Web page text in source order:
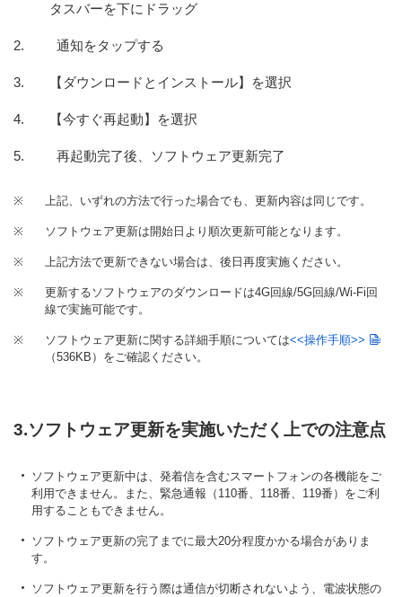
タスバーを下にドラッグ
通知をタップする
【ダウンロードとインストール】を選択
【今すぐ再起動】を選択
再起動完了後、ソフトウェア更新完了
※ 上記、いずれの方法で行った場合でも、更新内容は同じです。
※ ソフトウェア更新は開始日より順次更新可能となります。
※ 上記方法で更新できない場合は、後日再度実施ください。
※
更新するソフトウェアのダウンロードは4G回線/5G回線/Wi-Fi回
線で実施可能です。
※ ソフトウェア更新に関する詳細手順については<<操作手順>>
（536KB） をご確認ください。
3.ソフトウェア更新を実施いただく上での注意点
ソフトウェア更新中は、発着信を含むスマートフォンの各機能をご
利用できません。また、緊急通報（110番、118番、119番）をご利
用することもできません。
ソフトウェア更新の完了までに最大20分程度かかる場合がありま
す。
ソフトウェア更新を行う際は通信が切断されないよう、電波状態の